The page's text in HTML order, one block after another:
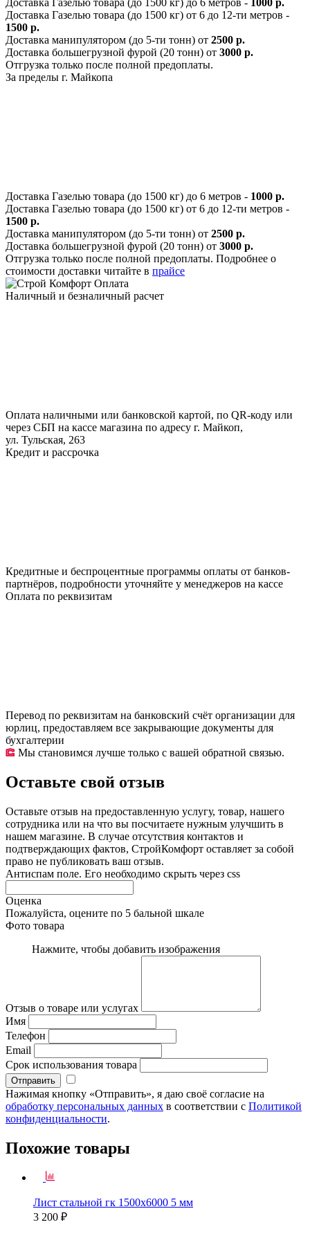
Доставка Газелью товара (до 1500 кг) от 6 до 12-ти метров -
1500 р.
Доставка манипулятором (до 5-ти тонн) от 2500 р.
Доставка большегрузной фурой (20 тонн) от 3000 р.
Отгрузка только после полной предоплаты.
За пределы г. Майкопа
Доставка Газелью товара (до 1500 кг) до 6 метров - 1000 р.
Доставка Газелью товара (до 1500 кг) от 6 до 12-ти метров -
1500 р.
Доставка манипулятором (до 5-ти тонн) от 2500 р.
Доставка большегрузной фурой (20 тонн) от 3000 р.
Отгрузка только после полной предоплаты. Подробнее о
стоимости доставки читайте в прайсе
Оплата
Наличный и безналичный расчет
Оплата наличными или банковской картой, по QR-коду или
через СБП на кассе магазина по адресу г. Майкоп,
ул. Тульская, 263
Кредит и рассрочка
Кредитные и беспроцентные программы оплаты от банков-
партнёров, подробности уточняйте у менеджеров на кассе
Оплата по реквизитам
Перевод по реквизитам на банковский счёт организации для
юрлиц, предоставляем все закрывающие документы для
бухгалтерии
Мы становимся лучше только с вашей обратной связью.
Оставьте свой отзыв
Оставьте отзыв на предоставленную услугу, товар, нашего
сотрудника или на что вы посчитаете нужным улучшить в
нашем магазине. В случае отсутствия контактов и
подтверждающих фактов, СтройКомфорт оставляет за собой
право не публиковать ваш отзыв.
Антиспам поле. Его необходимо скрыть через css
Оценка
Пожалуйста, оцените по 5 бальной шкале
Фото товара
Нажмите, чтобы добавить изображения
Отзыв о товаре или услугах
Имя
Телефон
Email
Срок использования товара
Нажимая кнопку «Отправить», я даю своё согласие на
обработку персональных данных в соответствии с Политикой
конфиденциальности.
Похожие товары
Лист стальной гк 1500х6000 5 мм
3 200 ₽